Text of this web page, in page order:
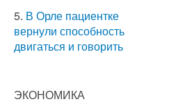
5. В Орле пациентке
вернули способность
двигаться и говорить
ЭКОНОМИКА